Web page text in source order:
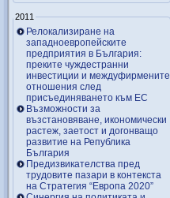
2011
Релокализиране на
западноевропейските
предприятия в България:
преките чуждестранни
инвестиции и междуфирмените
отношения след
присъединяването към ЕС
Възможности за
възстановяване, икономически
растеж, заетост и догонващо
развитие на Република
България
Предизвикателства пред
трудовите пазари в контекста
на Стратегия “Европа 2020”